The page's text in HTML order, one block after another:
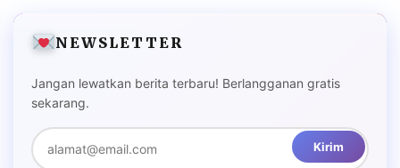
NEWSLETTER
Jangan lewatkan berita terbaru! Berlangganan gratis
sekarang.
Kirim